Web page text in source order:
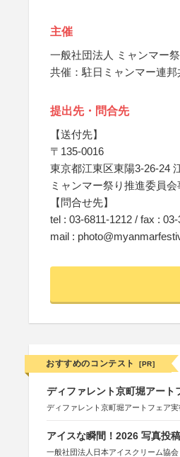
主催
一般社団法人 ミャンマー
共催：駐日ミャンマー連
提出先・問合先
【送付先】
〒135-0016
東京都江東区東陽3-26-24
ミャンマー祭り推進委員
【問合せ先】
tel : 03-6811-1212 / fax :
mail :
おすすめのコンテスト [PR]
ディファレント京町堀アート
ディファレント京町堀アートフェア
アイスな瞬間！2026 写真投
一般社団法人日本アイスクリーム協会